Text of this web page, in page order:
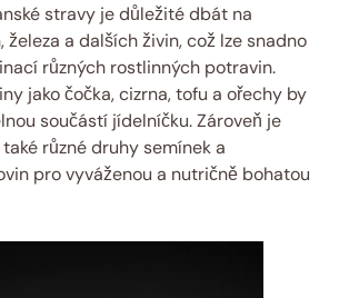
stravy je důležité dbát na
a dalších živin, což lze snadno
různých rostlinných potravin.
jako čočka, cizrna, tofu a ořechy by
součástí jídelníčku. Zároveň je
různé druhy semínek a
pro vyváženou a nutričně bohatou